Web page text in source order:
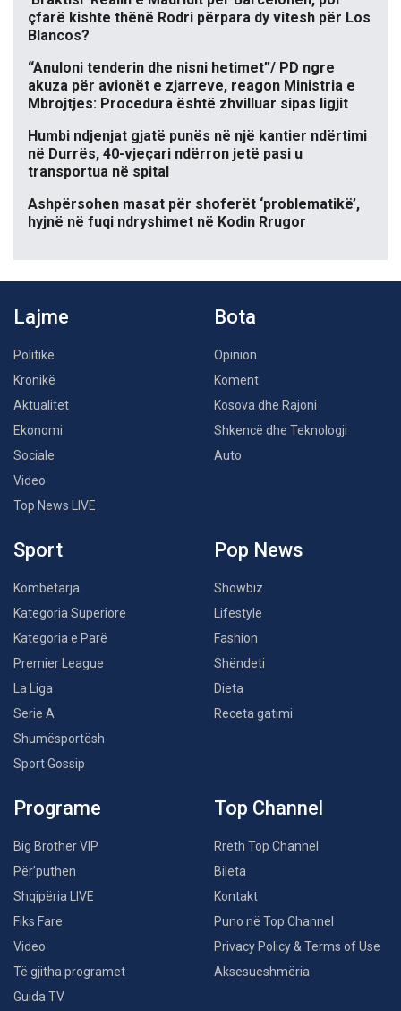
çfarë kishte thënë Rodri përpara dy vitesh për Los
Blancos?
“Anuloni tenderin dhe nisni hetimet”/ PD ngre
akuza për avionët e zjarreve, reagon Ministria e
Mbrojtjes: Procedura është zhvilluar sipas ligjit
Humbi ndjenjat gjatë punës në një kantier ndërtimi
në Durrës, 40-vjeçari ndërron jetë pasi u
transportua në spital
Ashpërsohen masat për shoferët ‘problematikë’,
hyjnë në fuqi ndryshimet në Kodin Rrugor
Lajme
Politikë
Kronikë
Aktualitet
Ekonomi
Sociale
Video
Top News LIVE
Bota
Opinion
Koment
Kosova dhe Rajoni
Shkencë dhe Teknologji
Auto
Sport
Kombëtarja
Kategoria Superiore
Kategoria e Parë
Premier League
La Liga
Serie A
Shumësportësh
Sport Gossip
Pop News
Showbiz
Lifestyle
Fashion
Shëndeti
Dieta
Receta gatimi
Programe
Big Brother VIP
Për’puthen
Shqipëria LIVE
Fiks Fare
Video
Të gjitha programet
Guida TV
Top Channel
Rreth Top Channel
Bileta
Kontakt
Puno në Top Channel
Privacy Policy & Terms of Use
Aksesueshmëria